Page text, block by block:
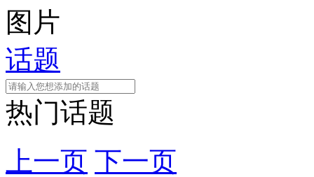
图片
话题
热门话题
上一页 下一页